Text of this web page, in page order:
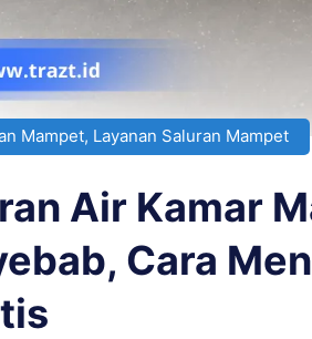
Mampet, Layanan Saluran Mampet
Air Kamar
Cara